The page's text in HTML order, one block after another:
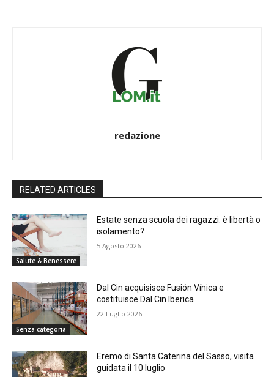
redazione
RELATED ARTICLES
Salute & Benessere
Estate senza scuola dei ragazzi: è libertà o
isolamento?
5 Agosto 2026
Senza categoria
Dal Cin acquisisce Fusión Vínica e
costituisce Dal Cin Iberica
22 Luglio 2026
Eremo di Santa Caterina del Sasso, visita
guidata il 10 luglio